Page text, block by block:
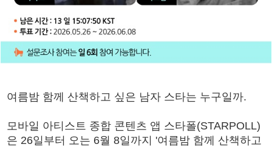
여름밤 함께 산책하고 싶은 남자 스타는 누구일까.
모바일 아티스트 종합 콘텐츠 앱 스타폴(STARPOLL)
은 26일부터 오는 6월 8일까지 '여름밤 함께 산책하고